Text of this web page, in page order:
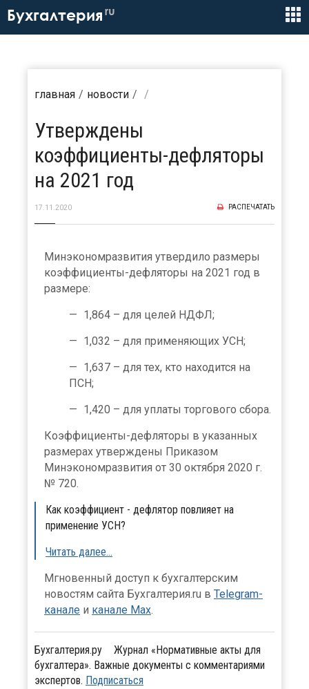
Бухгалтерия ru
главная новости
Утверждены
коэффициенты-дефляторы
на 2021 год
17.11.2020 РАСПЕЧАТАТЬ
Минэкономразвития утвердило размеры
коэффициенты-дефляторы на 2021 год в
размере:
1,864 – для целей НДФЛ;
1,032 – для применяющих УСН;
1,637 – для тех, кто находится на
ПСН;
1,420 – для уплаты торгового сбора.
Коэффициенты-дефляторы в указанных
размерах утверждены Приказом
Минэкономразвития от 30 октября 2020 г.
№ 720.
Как коэффициент - дефлятор повлияет на
применение УСН?
Читать далее…
Мгновенный доступ к бухгалтерским
новостям сайта Бухгалтерия.ru в Telegram-
канале и канале Max.
Бухгалтерия.ру
Журнал «Нормативные акты для
бухгалтера». Важные документы с комментариями
экспертов. Подписаться